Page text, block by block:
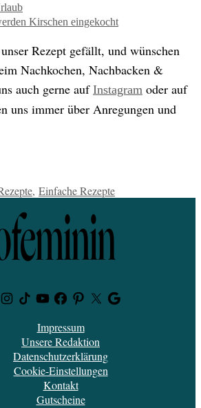
Kirschen eingekocht
Rezept gefällt, und wünschen
Nachkochen, Nachbacken &
auch gerne auf Instagram oder auf
uns immer über Anregungen und
, Einfache Rezepte
Instagram
TikTokYoutubeFacebook
PinterestTwitterGoogle
Impressum
Unsere Redaktion
Datenschutzerklärung
Cookie-Einstellungen
Kontakt
Gutscheine